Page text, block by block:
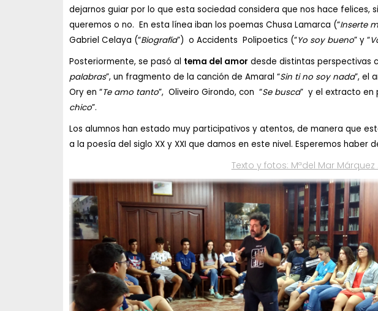
dejarnos guiar por lo que esta sociedad considera que nos hace felices,
queremos o no. En esta línea iban los poemas Chusa Lamarca (“Inserte
Gabriel Celaya (“Biografía”) o Accidents Polipoetics (“Yo soy bueno” y “
Posteriormente, se pasó al tema del amor desde distintas perspectivas
palabras”, un fragmento de la canción de Amaral “Sin ti no soy nada”, el
Ory en “Te amo tanto”, Oliveiro Girondo, con “Se busca” y el extracto en
chico”.
Los alumnos han estado muy participativos y atentos, de manera que
a la poesía del siglo XX y XXI que damos en este nivel. Esperemos haber
Texto y fotos: Mªdel Mar Márquez .